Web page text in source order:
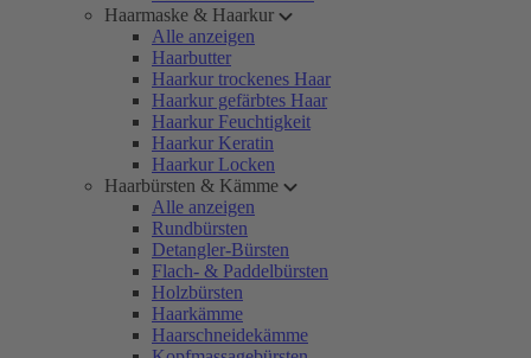
Haarmaske & Haarkur
Alle anzeigen
Haarbutter
Haarkur trockenes Haar
Haarkur gefärbtes Haar
Haarkur Feuchtigkeit
Haarkur Keratin
Haarkur Locken
Haarbürsten & Kämme
Alle anzeigen
Rundbürsten
Detangler-Bürsten
Flach- & Paddelbürsten
Holzbürsten
Haarkämme
Haarschneidekämme